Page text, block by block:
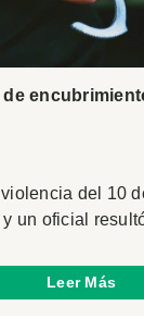
de
del 10
un oficial
Leer Más